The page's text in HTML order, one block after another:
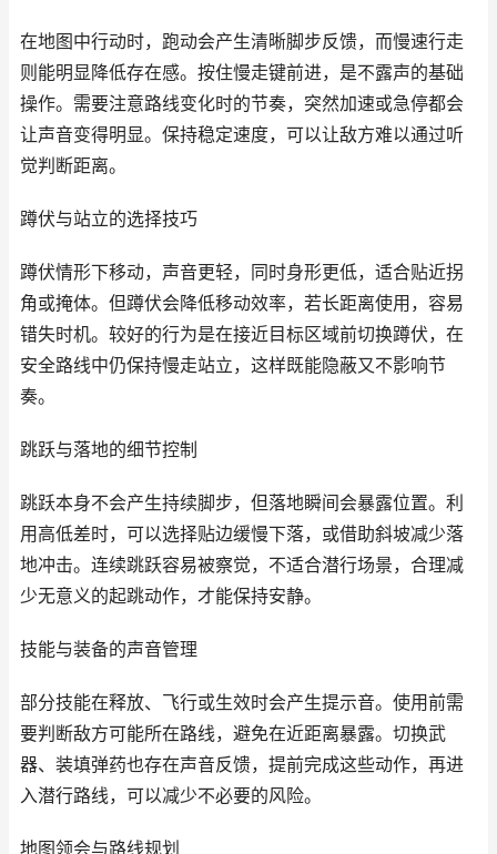
在地图中行动时，跑动会产生清晰脚步反馈，而慢速行走
则能明显降低存在感。按住慢走键前进，是不露声的基础
操作。需要注意路线变化时的节奏，突然加速或急停都会
让声音变得明显。保持稳定速度，可以让敌方难以通过听
觉判断距离。
蹲伏与站立的选择技巧
蹲伏情形下移动，声音更轻，同时身形更低，适合贴近拐
角或掩体。但蹲伏会降低移动效率，若长距离使用，容易
错失时机。较好的行为是在接近目标区域前切换蹲伏，在
安全路线中仍保持慢走站立，这样既能隐蔽又不影响节
奏。
跳跃与落地的细节控制
跳跃本身不会产生持续脚步，但落地瞬间会暴露位置。利
用高低差时，可以选择贴边缓慢下落，或借助斜坡减少落
地冲击。连续跳跃容易被察觉，不适合潜行场景，合理减
少无意义的起跳动作，才能保持安静。
技能与装备的声音管理
部分技能在释放、飞行或生效时会产生提示音。使用前需
要判断敌方可能所在路线，避免在近距离暴露。切换武
器、装填弹药也存在声音反馈，提前完成这些动作，再进
入潜行路线，可以减少不必要的风险。
地图领会与路线规划